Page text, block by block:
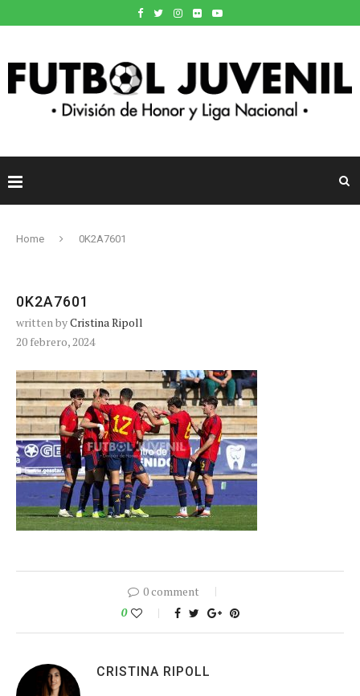
Home 0K2A7601
0K2A7601
written byCristina Ripoll
20 febrero, 2024
0 comment
0
CRISTINA RIPOLL